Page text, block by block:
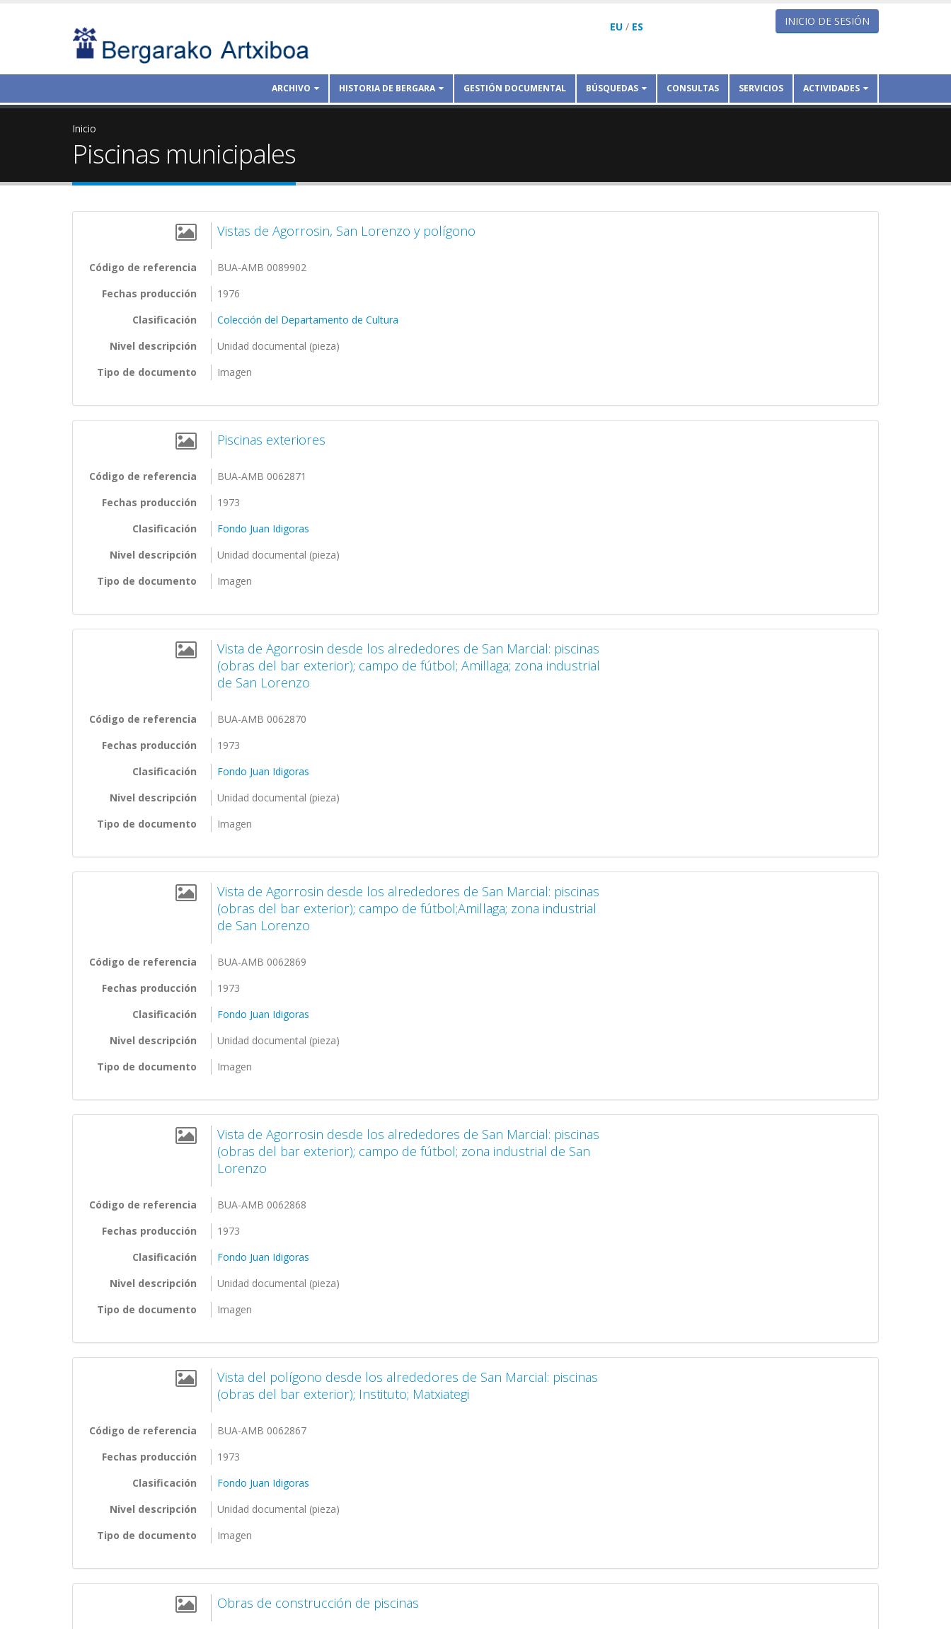
EU / ES INICIO DE SESIÓN
ARCHIVO HISTORIA DE BERGARA GESTIÓN DOCUMENTAL BÚSQUEDAS CONSULTAS SERVICIOS ACTIVIDADES
Inicio
Piscinas municipales
Vistas de Agorrosin, San Lorenzo y polígono
Código de referencia
BUA-AMB 0089902
Fechas producción
1976
Clasificación
Colección del Departamento de Cultura
Nivel descripción
Unidad documental (pieza)
Tipo de documento
Imagen
Piscinas exteriores
Código de referencia
BUA-AMB 0062871
Fechas producción
1973
Clasificación
Fondo Juan Idigoras
Nivel descripción
Unidad documental (pieza)
Tipo de documento
Imagen
Vista de Agorrosin desde los alrededores de San Marcial: piscinas
(obras del bar exterior); campo de fútbol; Amillaga; zona industrial
de San Lorenzo
Código de referencia
BUA-AMB 0062870
Fechas producción
1973
Clasificación
Fondo Juan Idigoras
Nivel descripción
Unidad documental (pieza)
Tipo de documento
Imagen
Vista de Agorrosin desde los alrededores de San Marcial: piscinas
(obras del bar exterior); campo de fútbol;Amillaga; zona industrial
de San Lorenzo
Código de referencia
BUA-AMB 0062869
Fechas producción
1973
Clasificación
Fondo Juan Idigoras
Nivel descripción
Unidad documental (pieza)
Tipo de documento
Imagen
Vista de Agorrosin desde los alrededores de San Marcial: piscinas
(obras del bar exterior); campo de fútbol; zona industrial de San
Lorenzo
Código de referencia
BUA-AMB 0062868
Fechas producción
1973
Clasificación
Fondo Juan Idigoras
Nivel descripción
Unidad documental (pieza)
Tipo de documento
Imagen
Vista del polígono desde los alrededores de San Marcial: piscinas
(obras del bar exterior); Instituto; Matxiategi
Código de referencia
BUA-AMB 0062867
Fechas producción
1973
Clasificación
Fondo Juan Idigoras
Nivel descripción
Unidad documental (pieza)
Tipo de documento
Imagen
Obras de construcción de piscinas